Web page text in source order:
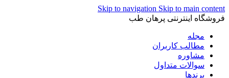
Skip to navigation Skip to main content
فروشگاه اینترنتی پرهان طب
مجله
مطالب کاربران
مشاوره
سوالات متداول
برندها